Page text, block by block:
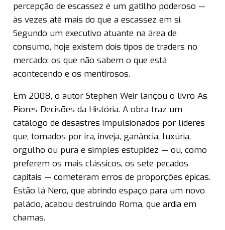
percepção de escassez é um gatilho poderoso —
às vezes até mais do que a escassez em si.
Segundo um executivo atuante na área de
consumo, hoje existem dois tipos de traders no
mercado: os que não sabem o que está
acontecendo e os mentirosos.
Em 2008, o autor Stephen Weir lançou o livro As
Piores Decisões da História. A obra traz um
catálogo de desastres impulsionados por líderes
que, tomados por ira, inveja, ganância, luxúria,
orgulho ou pura e simples estupidez — ou, como
preferem os mais clássicos, os sete pecados
capitais — cometeram erros de proporções épicas.
Estão lá Nero, que abrindo espaço para um novo
palácio, acabou destruindo Roma, que ardia em
chamas.